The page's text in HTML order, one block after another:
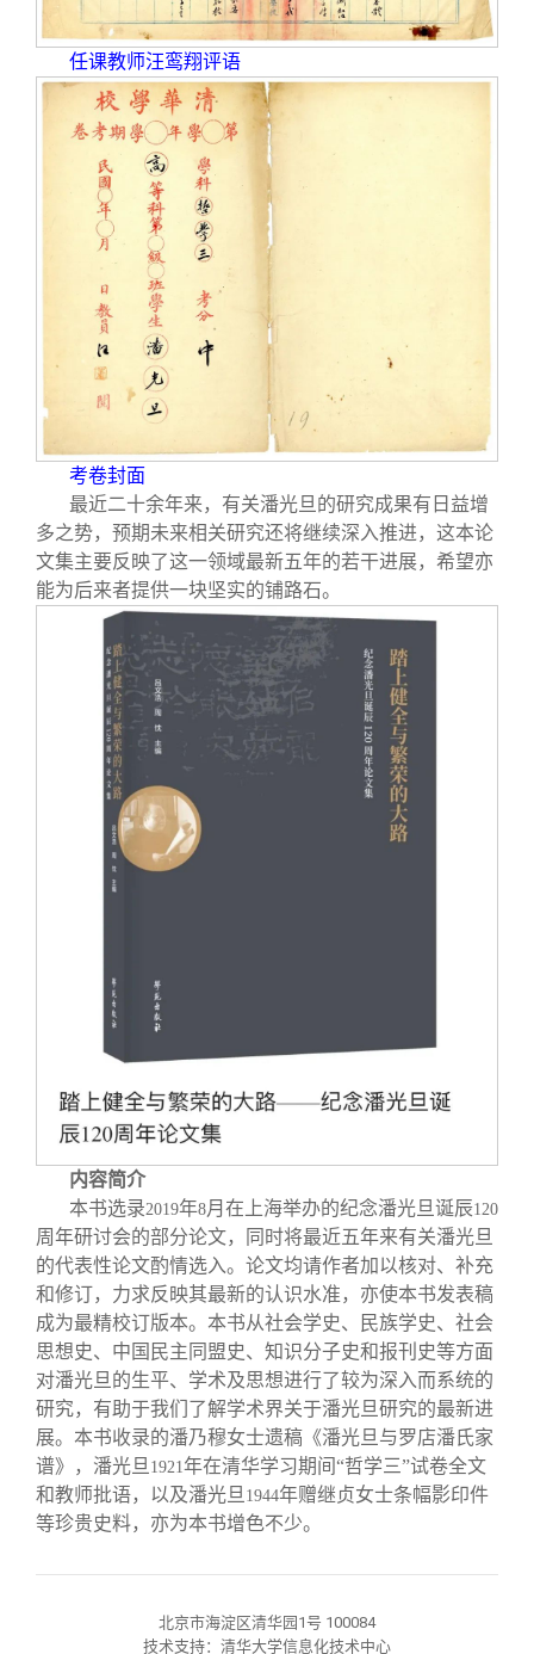
任课教师汪鸾翔评语
考卷封面
最近二十余年来，有关潘光旦的研究成果有日益增
多之势，预期未来相关研究还将继续深入推进，这本论
文集主要反映了这一领域最新五年的若干进展，希望亦
能为后来者提供一块坚实的铺路石。
内容简介
本书选录2019年8月在上海举办的纪念潘光旦诞辰120
周年研讨会的部分论文，同时将最近五年来有关潘光旦
的代表性论文酌情选入。论文均请作者加以核对、补充
和修订，力求反映其最新的认识水准，亦使本书发表稿
成为最精校订版本。本书从社会学史、民族学史、社会
思想史、中国民主同盟史、知识分子史和报刊史等方面
对潘光旦的生平、学术及思想进行了较为深入而系统的
研究，有助于我们了解学术界关于潘光旦研究的最新进
展。本书收录的潘乃穆女士遗稿《潘光旦与罗店潘氏家
谱》，潘光旦 1921年在清华学习期间“哲学三”试卷全文
和教师批语，以及潘光旦 1944年赠继贞女士条幅影印件
等珍贵史料，亦为本书增色不少。
北京市海淀区清华园1号 100084
技术支持：清华大学信息化技术中心